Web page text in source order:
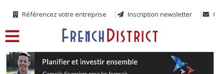
Référencez votre entreprise Inscription newsletter